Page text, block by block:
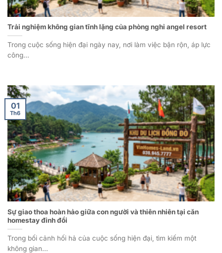
Trải nghiệm không gian tĩnh lặng của phòng nghỉ angel resort
Trong cuộc sống hiện đại ngày nay, nơi làm việc bận rộn, áp lực
công...
Sự giao thoa hoàn hảo giữa con người và thiên nhiên tại căn
homestay đỉnh đồi
Trong bối cảnh hối hả của cuộc sống hiện đại, tìm kiếm một
không gian...
01
Th6